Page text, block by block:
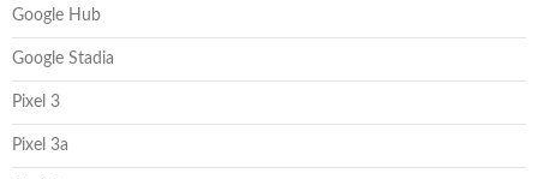
Google Hub
Google Stadia
Pixel 3
Pixel 3a